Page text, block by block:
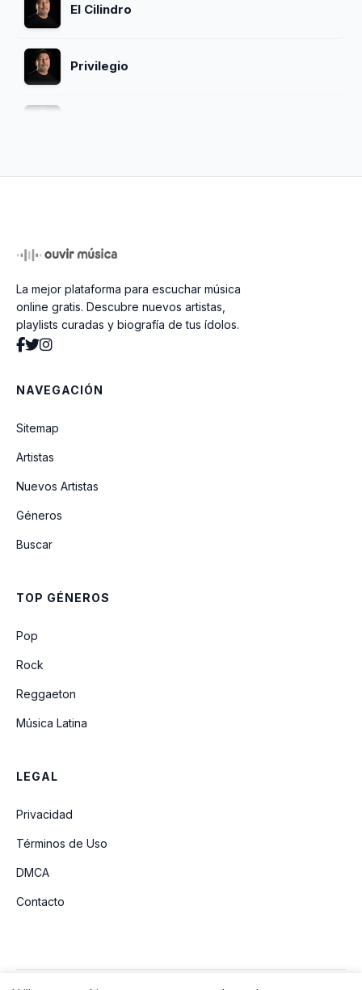
El Cilindro
Privilegio
El Cazangero
Sumergeme
La mejor plataforma para escuchar música
online gratis. Descubre nuevos artistas,
playlists curadas y biografía de tus ídolos.
NAVEGACIÓN
Sitemap
Artistas
Nuevos Artistas
Géneros
Buscar
TOP GÉNEROS
Pop
Rock
Reggaeton
Música Latina
LEGAL
Privacidad
Términos de Uso
DMCA
Contacto